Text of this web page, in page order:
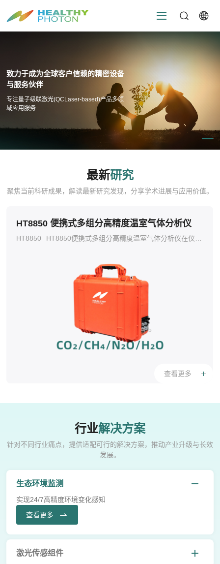
致力于成为全球客户信赖的精密设备
与服务伙伴
专注量子级联激光(QCLaser-based)产品多领
域应用服务
最新研究
聚焦当前科研成果，解读最新研究发现，分享学术进展与应用价值。
HT8850 便携式多组分高精度温室气体分析仪
HT8850 HT8850便携式多组分高精度温室气体分析仪在仪器箱内实现快速响应的温室气体测量，采用独立强吸收谱线，使其不受其他气体分子光谱的交叉干扰。
查看更多
行业解决方案
针对不同行业痛点，提供适配可行的解决方案，推动产业升级与长效
发展。
生态环境监测
实现24/7高精度环境变化感知
查看更多
激光传感组件